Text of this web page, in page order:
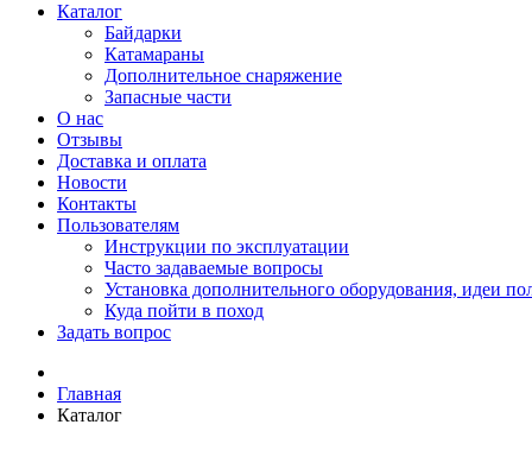
Каталог
Байдарки
Катамараны
Дополнительное снаряжение
Запасные части
О нас
Отзывы
Доставка и оплата
Новости
Контакты
Пользователям
Инструкции по эксплуатации
Часто задаваемые вопросы
Установка дополнительного оборудования, идеи
Куда пойти в поход
Задать вопрос
Главная
Каталог